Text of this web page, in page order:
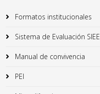
Formatos institucionales
Sistema de Evaluación SIEE
Manual de convivencia
PEI